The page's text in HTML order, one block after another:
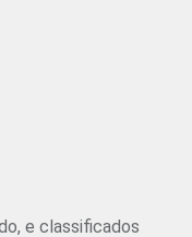
e classificados